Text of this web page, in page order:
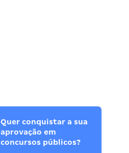
Quer conquistar a sua
aprovação em
concursos públicos?